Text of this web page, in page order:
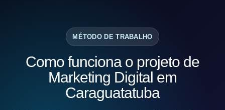
MÉTODO DE TRABALHO
Como funciona o projeto de
Marketing Digital em
Caraguatatuba